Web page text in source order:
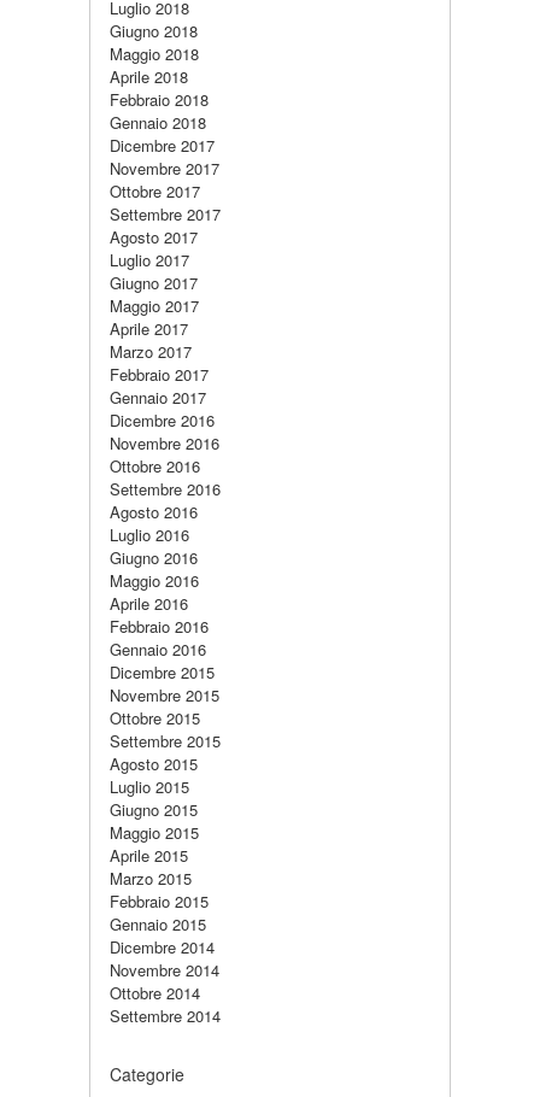
Luglio 2018
Giugno 2018
Maggio 2018
Aprile 2018
Febbraio 2018
Gennaio 2018
Dicembre 2017
Novembre 2017
Ottobre 2017
Settembre 2017
Agosto 2017
Luglio 2017
Giugno 2017
Maggio 2017
Aprile 2017
Marzo 2017
Febbraio 2017
Gennaio 2017
Dicembre 2016
Novembre 2016
Ottobre 2016
Settembre 2016
Agosto 2016
Luglio 2016
Giugno 2016
Maggio 2016
Aprile 2016
Febbraio 2016
Gennaio 2016
Dicembre 2015
Novembre 2015
Ottobre 2015
Settembre 2015
Agosto 2015
Luglio 2015
Giugno 2015
Maggio 2015
Aprile 2015
Marzo 2015
Febbraio 2015
Gennaio 2015
Dicembre 2014
Novembre 2014
Ottobre 2014
Settembre 2014
Categorie